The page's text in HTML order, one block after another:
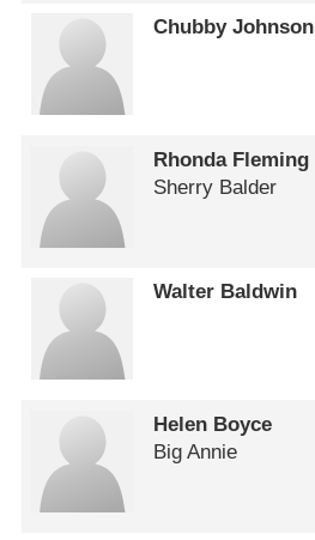
Chubby Johnson
Rhonda Fleming
Sherry Balder
Walter Baldwin
Helen Boyce
Big Annie